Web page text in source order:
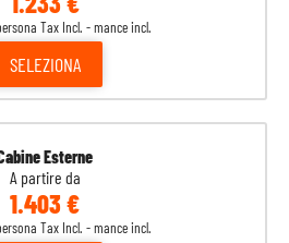
Tax Incl. - mance incl.
SELEZIONA
Esterne
A partire da
1.403 €
Tax Incl. - mance incl.